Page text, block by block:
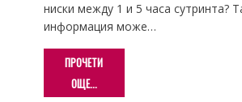
ниски между 1 и 5 часа сутринта?
информация може…
ПРОЧЕТИ
ОЩЕ...